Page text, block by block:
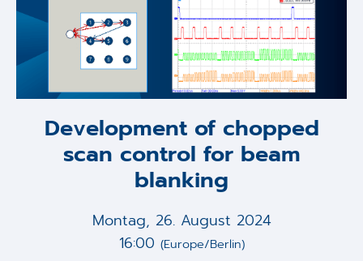
Development of chopped
scan control for beam
blanking
Montag, 26. August 2024
16:00 (Europe/Berlin)